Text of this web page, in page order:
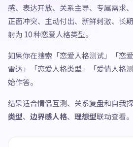
感、表达开放、关系主导、专属需求
正面冲突、主动付出、新鲜刺激、长
射为 10 种恋爱人格类型。
如果你在搜索「恋爱人格测试」「恋
雷达」「恋爱人格类型」「爱情人格
始作答。
结果适合情侣互测、关系复盘和自我
类型、 边界感人格、 理想型联动查看。